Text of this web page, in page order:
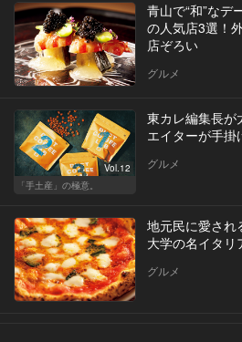
青山で“和”なデ
の人気店3選！
店ぞろい
グルメ
Vol.12
「手土産」の極意。
東カレ編集長が
エイターが手掛
グルメ
地元民に愛され
大学の名イタリ
グルメ